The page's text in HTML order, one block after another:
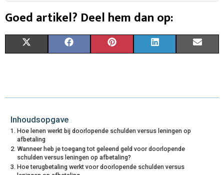
Goed artikel? Deel hem dan op:
R
E
O
N
W
I
T
T
E
R
O
N
E
O
O
K
R
O
N
T
R
E
S
R
O
N
K
D
I
N
R
I
Inhoudsopgave
Hoe lenen werkt bij doorlopende schulden versus leningen op
afbetaling
Wanneer heb je toegang tot geleend geld voor doorlopende
schulden versus leningen op afbetaling?
Hoe terugbetaling werkt voor doorlopende schulden versus